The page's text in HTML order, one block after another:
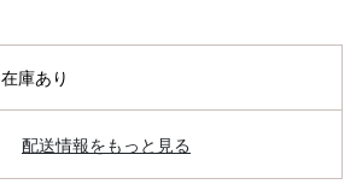
在庫あり
配送情報をもっと見る